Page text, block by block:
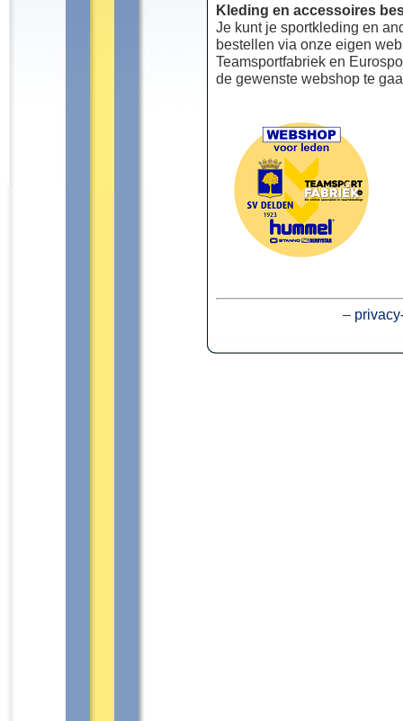
Kleding en accessoires
Je kunt je sportkleding en
bestellen via onze eigen
Teamsportfabriek en
de gewenste webshop te
–